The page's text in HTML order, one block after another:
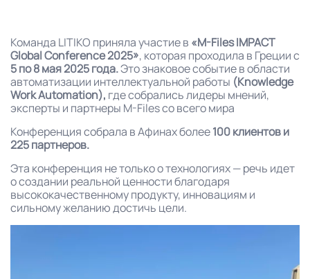
Команда LITIKO приняла участие в «M-Files IMPACT
Global Conference 2025», которая проходила в Греции с
5 по 8 мая 2025 года.Это знаковое событие в области
автоматизации интеллектуальной работы (Knowledge
Work Automation), где собрались лидеры мнений,
эксперты и партнеры M-Files со всего мира
Конференция собрала в Афинах более100 клиентов и
225 партнеров.
Эта конференция не только о технологиях — речь идет
о создании реальной ценности благодаря
высококачественному продукту, инновациям и
сильному желанию достичь цели.